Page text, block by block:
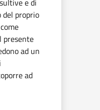
del proprio
presente
ad un
ad